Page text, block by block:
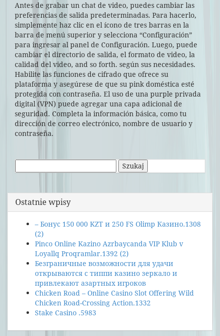
Antes de grabar un chat de video, puedes cambiar las
preferencias de salida predeterminadas. Para hacerlo,
simplemente haz clic en el ícono de tres barras en la
barra de menú superior y selecciona “Configuración”
para ingresar al panel de Configuración. Luego, puede
cambiar el directorio de salida, el formato de video, la
calidad del video, and so forth. según sus necesidades.
Habilite las funciones de cifrado que ofrece su
plataforma y asegúrese de que su pink doméstica esté
protegida con contraseña. El uso de una purple privada
digital (VPN) puede agregar una capa adicional de
seguridad. Completa la información básica, como tu
dirección de correo electrónico, nombre de usuario y
contraseña.
Ostatnie wpisy
– Бонус 150 000 KZT и 250 FS Olimp Казино.1308
(2)
Pinco Online Kazino Azrbaycanda VIP Klub v
Loyallq Proqramlar.1392 (2)
Безграничные возможности для удачи
открываются с типпи казино зеркало и
привлекают азартных игроков
Chicken Road – Online Casino Slot Offering Wild
Chicken Road-Crossing Action.1332
Stake Casino .5983